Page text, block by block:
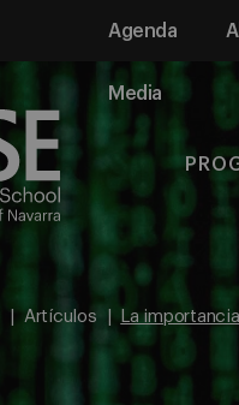
Agenda
Media
Artículos La